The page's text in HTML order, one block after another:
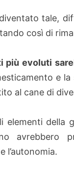
tale,
così di
più evoluti
e
al cane di
elementi della
l’autonomia.